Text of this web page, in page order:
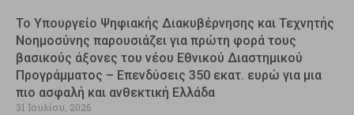
Το Υπουργείο Ψηφιακής Διακυβέρνησης και Τεχνητής
Νοημοσύνης παρουσιάζει για πρώτη φορά τους
βασικούς άξονες του νέου Εθνικού Διαστημικού
Προγράμματος – Επενδύσεις 350 εκατ. ευρώ για μια
πιο ασφαλή και ανθεκτική Ελλάδα
31 Ιουλίου, 2026